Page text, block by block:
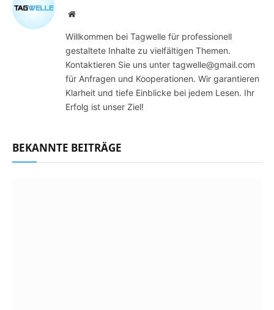
Website
Willkommen bei Tagwelle für professionell
gestaltete Inhalte zu vielfältigen Themen.
Kontaktieren Sie uns unter tagwelle@gmail.com
für Anfragen und Kooperationen. Wir garantieren
Klarheit und tiefe Einblicke bei jedem Lesen. Ihr
Erfolg ist unser Ziel!
BEKANNTE BEITRÄGE